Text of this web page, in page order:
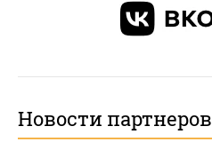
Новости партнеров